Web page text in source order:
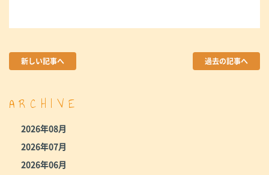
新しい記事へ 過去の記事へ
ARCHIVE
2026年08月
2026年07月
2026年06月